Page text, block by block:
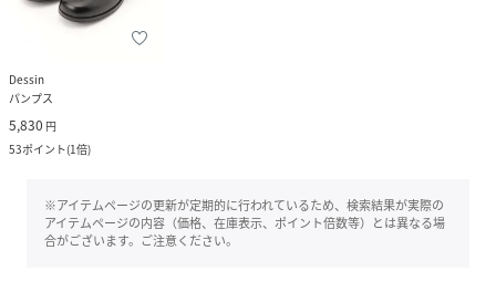
Dessin
パンプス
5,830 円
53ポイント(1倍)
※アイテムページの更新が定期的に行われているため、検索結果が実際の
アイテムページの内容（価格、在庫表示、ポイント倍数等）とは異なる場
合がございます。ご注意ください。